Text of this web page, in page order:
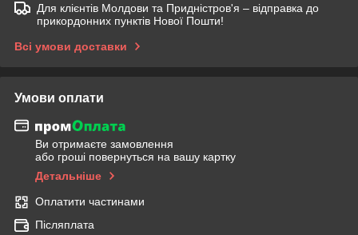
Для клієнтів Молдови та Придністров'я – відправка до
прикордонних пунктів Нової Пошти!
Всі умови доставки
Умови оплати
Ви отримаєте замовлення
або гроші повернуться на вашу картку
Детальніше
Оплатити частинами
Післяплата